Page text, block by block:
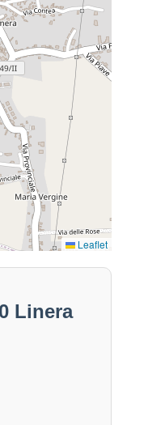
Leaflet
Linera